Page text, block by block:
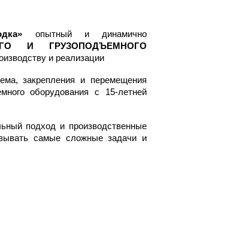
опытный и динамично
И ГРУЗОПОДЪЕМНОГО
и реализации
закрепления и перемещения
оборудования с 15-летней
подход и производственные
самые сложные задачи и